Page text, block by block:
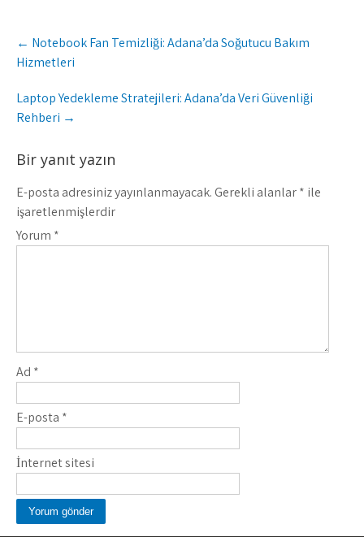
Post
navigation
← Notebook Fan Temizliği: Adana’da Soğutucu Bakım
Hizmetleri
Laptop Yedekleme Stratejileri: Adana’da Veri Güvenliği
Rehberi →
Bir yanıt yazın
E-posta adresiniz yayınlanmayacak.Gerekli alanlar* ile
işaretlenmişlerdir
Yorum *
Ad *
E-posta *
İnternet sitesi